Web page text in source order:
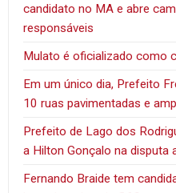
candidato no MA e abre
responsáveis
Mulato é oficializado como
Em um único dia, Prefeito
10 ruas pavimentadas e
Prefeito de Lago dos
a Hilton Gonçalo na disputa
Fernando Braide tem